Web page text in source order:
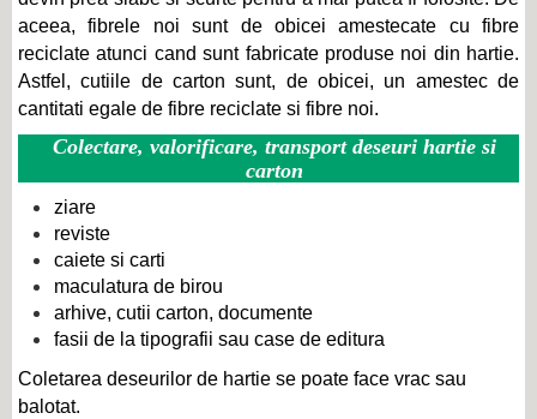
aceea, fibrele noi sunt de obicei amestecate cu fibre
reciclate atunci cand sunt fabricate produse noi din hartie.
Astfel, cutiile de carton sunt, de obicei, un amestec de
cantitati egale de fibre reciclate si fibre noi.
Colectare, valorificare, transport deseuri hartie si
carton
ziare
reviste
caiete si carti
maculatura de birou
arhive, cutii carton, documente
fasii de la tipografii sau case de editura
Coletarea deseurilor de hartie se poate face vrac sau
balotat.